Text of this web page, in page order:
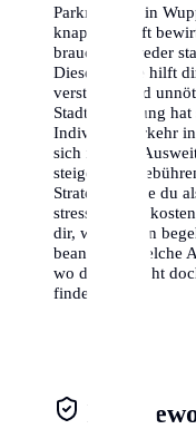
Parkraum ist in
knapp und oft
braucht entweder
Dieser Guide hilft
verstehen und
Stadtverwaltung
Individualverkehr
sich in einer
steigenden
Strategien, wie du
stressfrei und
dir, wie du den
beantragst, welche
wo du vielleicht
findest.
Der